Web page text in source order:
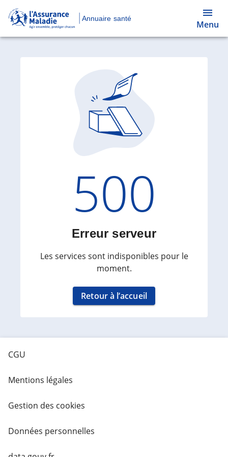
Annuaire santé
Menu
Code
500
Erreur serveur
Les services sont indisponibles pour le
moment.
Retour à l’accueil
CGU
Mentions légales
Gestion des cookies
Données personnelles